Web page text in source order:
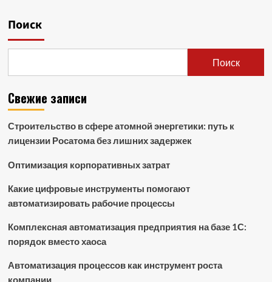
Поиск
Поиск
Свежие записи
Строительство в сфере атомной энергетики: путь к
лицензии Росатома без лишних задержек
Оптимизация корпоративных затрат
Какие цифровые инструменты помогают
автоматизировать рабочие процессы
Комплексная автоматизация предприятия на базе 1С:
порядок вместо хаоса
Автоматизация процессов как инструмент роста
компании